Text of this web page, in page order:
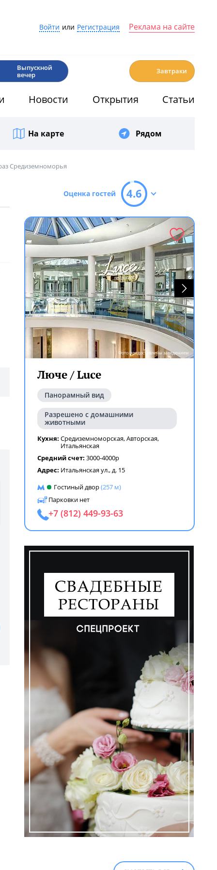
Войти или Регистрация Реклама на сайте
Выпускной
вечер
Завтраки
Новости Открытия Статьи
На карте Рядом
Средиземноморья
Оценка гостей 4.6
Фото предоставлены заведением
Люче / Luce
Панорамный вид
Разрешено с домашними
животными
Кухня: Средиземноморская,Авторская,
Итальянская
Средний счет: 3000-4000р
Адрес: Итальянская ул., д. 15
Гостиный двор(257 м)
Парковки нет
+7 (812) 449-93-63